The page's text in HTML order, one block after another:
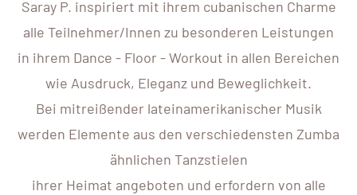
Saray P. inspiriert mit ihrem cubanischen Charme
alle Teilnehmer/Innen zu besonderen Leistungen
in ihrem Dance - Floor - Workout in allen Bereichen
wie Ausdruck, Eleganz und Beweglichkeit.
Bei mitreißender lateinamerikanischer Musik
werden Elemente aus den verschiedensten Zumba
ähnlichen Tanzstielen
ihrer Heimat angeboten und erfordern von alle